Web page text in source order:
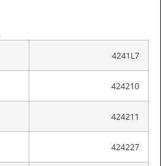
4241L7
424210
424211
424227